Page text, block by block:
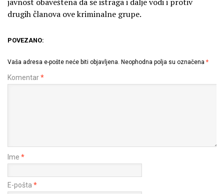
drugih članova ove kriminalne grupe.
POVEZANO:
Vaša adresa e-pošte neće biti objavljena. Neophodna polja su označena *
Komentar*
Ime *
E-pošta *